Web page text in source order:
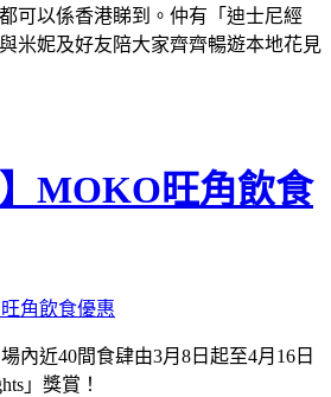
可以係香港睇到。仲有「迪士尼經
米妮及好友陪大家齊齊暢遊本地花見
】MOKO旺角飲食
內近40間食肆由3月8日起至4月16日
」獎賞！